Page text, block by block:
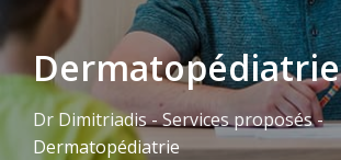
Dermatopédiatrie
Dr Dimitriadis-Services proposés-
Dermatopédiatrie